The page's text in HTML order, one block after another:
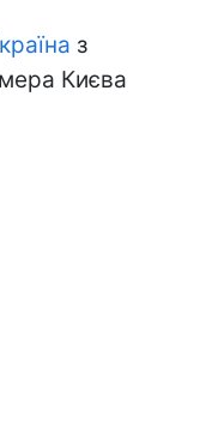
з
мера Києва